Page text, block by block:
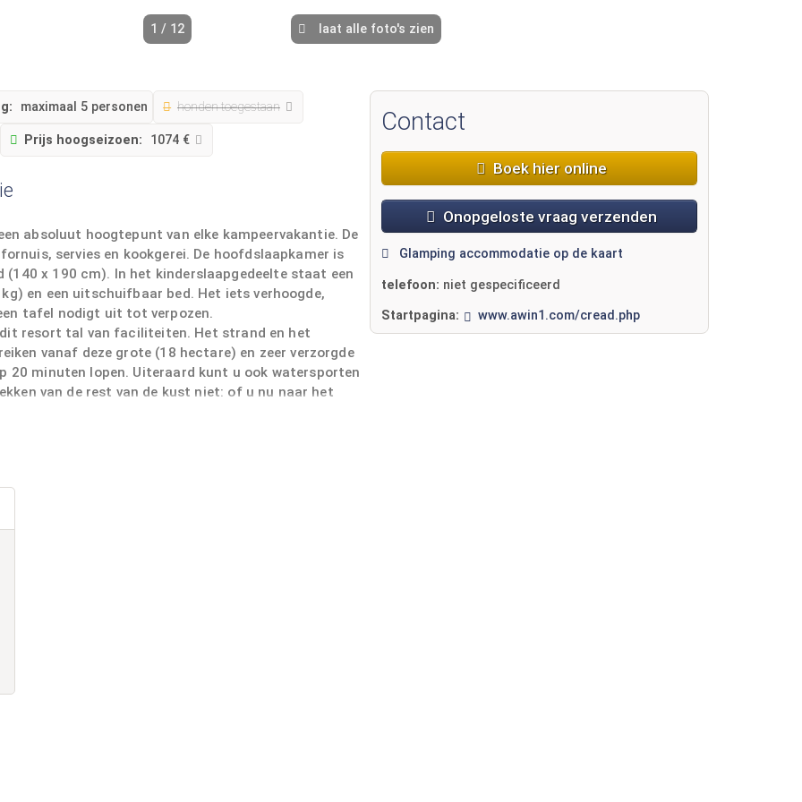
1 / 12 laat alle foto's zien
maximaal 5 personen honden toegestaan
Prijs hoogseizoen: 1074 €
absoluut hoogtepunt van elke kampeervakantie. De
servies en kookgerei. De hoofdslaapkamer is
x 190 cm). In het kinderslaapgedeelte staat een
en een uitschuifbaar bed. Het iets verhoogde,
tafel nodigt uit tot verpozen.
resort tal van faciliteiten. Het strand en het
vanaf deze grote (18 hectare) en zeer verzorgde
20 minuten lopen. Uiteraard kunt u ook watersporten
van de rest van de kust niet: of u nu naar het
resort tal van faciliteiten. Het strand en het
minuten lopen. Uiteraard kunt u ook watersporten
van de rest van de kust niet: of u nu naar het
zich van zijn mooiste kant zien! De stadjes Tossa
Contact
Boek hier online
Onopgeloste vraag verzenden
Glamping accommodatie op de kaart
telefoon: niet gespecificeerd
Startpagina: www.awin1.com/cread.php